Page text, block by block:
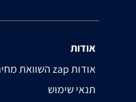
אודות
השוואת מחירים zap אודות
תנאי שימוש